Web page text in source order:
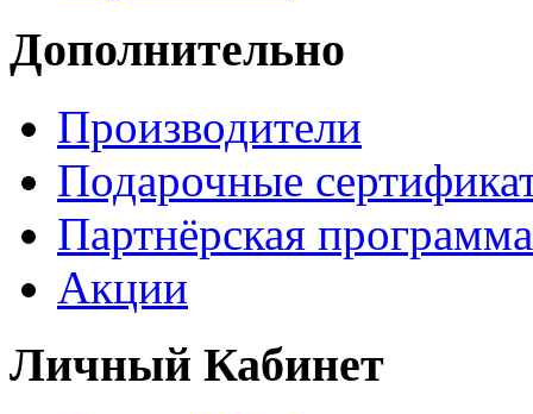
Дополнительно
Производители
Подарочные
Партнёрская программа
Акции
Личный Кабинет